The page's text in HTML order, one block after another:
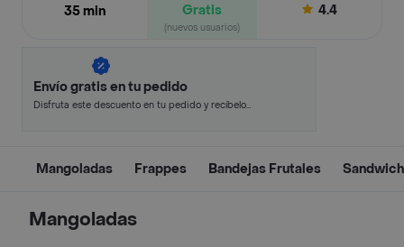
35 min
Gratis
(nuevos usuarios)
4.4
Envío gratis en tu pedido
Disfruta este descuento en tu pedido y recíbelo
Mangoladas Frappes Bandejas Frutales Sandwich
Mangoladas